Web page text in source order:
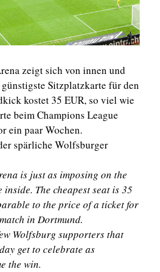
zeigt sich von innen und
Sitzplatzkarte für den
kostet 35 EUR, so viel wie
beim Champions League
ein paar Wochen.
spärliche Wolfsburger
is just as imposing on the
The cheapest seat is 35
to the price of a ticket for
in Dortmund.
Wolfsburgsupportersthat
get to celebrate as
the win.